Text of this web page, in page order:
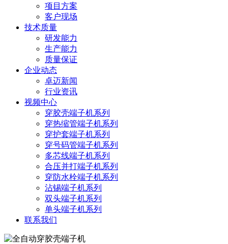
项目方案
客户现场
技术质量
研发能力
生产能力
质量保证
企业动态
卓迈新闻
行业资讯
视频中心
穿胶壳端子机系列
穿热缩管端子机系列
穿护套端子机系列
穿号码管端子机系列
多芯线端子机系列
合压并打端子机系列
穿防水栓端子机系列
沾锡端子机系列
双头端子机系列
单头端子机系列
联系我们